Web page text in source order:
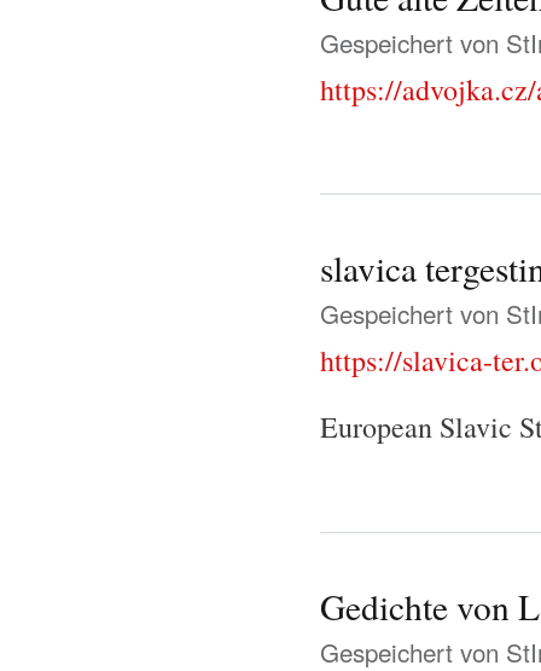
Gespeichert von
https://
slavica
Gespeichert von
https://slavica-
European Slavic
Gedichte von
Gespeichert von